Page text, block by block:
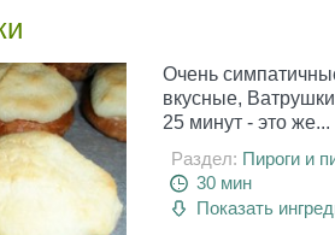
Очень
вкусные,
25 минут - это же...
Раздел: Пироги и
30 мин
Показать